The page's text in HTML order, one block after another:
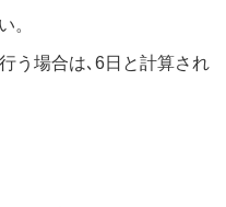
。
う場合は､6日と計算され